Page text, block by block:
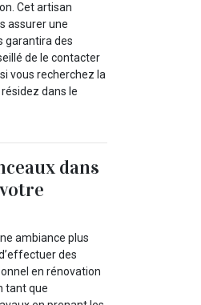
Cet artisan
assurer une
garantira des
de le contacter
vous recherchez la
dans le
dans
ambiance plus
des
en rénovation
tant que